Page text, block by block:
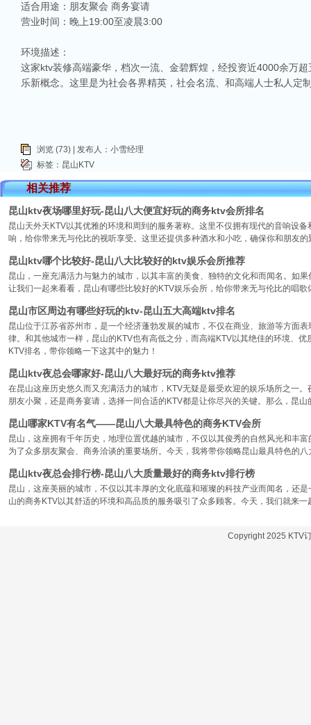
相关推荐
昆山ktv夜场哪里好玩-昆山八大便宜好玩的商务ktv会所排名
昆山天外天KTV以其优雅的环境和周到的服务著称。这里不仅拥有现代的音响设
响，给你带来无与伦比的视听享受。这里还提供多种酒水和小吃，确保你和朋友的
昆山ktv哪个比较好-昆山八大比较好的ktv娱乐会所推荐
昆山，一座充满活力与魅力的城市，以其丰富的美食、独特的文化和而闻名。如
让我们一起来看看，昆山有哪些比较好的KTV娱乐会所，给你带来无与伦比的唱歌
昆山市区周边有哪些好玩的ktv-昆山五大高端ktv排名
昆山位于江苏省苏州市，是一个经济蓬勃发展的城市，不仅在商业、旅游等方面
律。和其他城市一样，昆山的KTV也有高低之分，而高端KTV以其绝佳的环境、
KTV排名，带你领略一下这其中的魅力！
昆山ktv夜总会哪家好-昆山八大最好玩的商务ktv推荐
在昆山这座历史悠久而又充满活力的城市，KTV无疑是最受欢迎的娱乐场所之一
朋友小聚，还是商务宴请，选择一间合适的KTV都是让你尽兴的关键。那么，昆
昆山哪家KTV有名气——昆山八大最具特色的商务KTV会所
昆山，这座拥有千年历史，地理位置优越的城市，不仅以其俊秀的自然风光和丰
为了众多朋友聚会、商务洽谈的重要场所。今天，我将带你领略昆山最具特色的
昆山ktv夜总会排行榜-昆山八大质量最好的商务ktv排行榜
昆山，这座美丽的城市，不仅以其丰厚的文化底蕴和璀璨的科技产业而闻名，还
山的商务KTV以其舒适的环境和高品质的服务吸引了众多顾客。今天，我们就来
适合用途：朋友聚会 商务宴请
营业时间：晚上19:00至凌晨3:00
环境描述：
这家ktv装修高端豪华，档次一流、金碧辉煌，经投资近4000余万
乐新概念。这里是为社会各界精英，社会名流、和高端人士私人
浏览 (73) | 发布人：小雪经理
标签： 昆山KTV
Copyright 2025 KTV